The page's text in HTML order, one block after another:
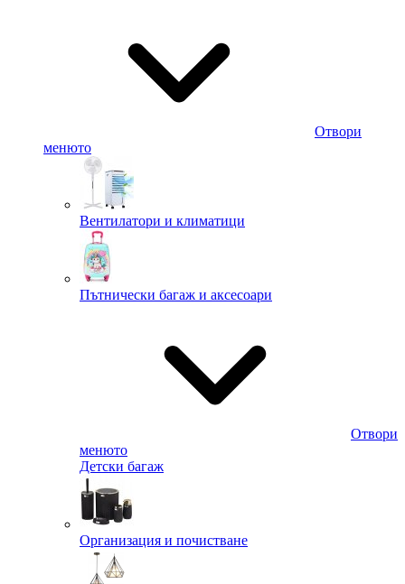
Отвори
менюто
Вентилатори и климатици
Пътнически багаж и аксесоари
Отвори
менюто
Детски багаж
Организация и почистване